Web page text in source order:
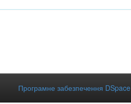
Програмне забезпечення DSpace